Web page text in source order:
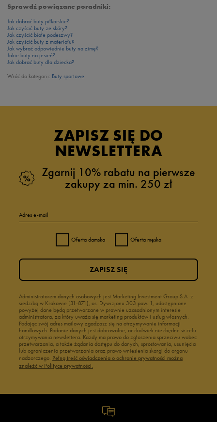
Sprawdź powiązane poradniki:
Jak dobrać buty piłkarskie?
Jak czyścić buty ze skóry?
Jak czyścić białe podeszwy?
Jak czyścić buty z materiału?
Jak wybrać odpowiednie buty na zimę?
Jakie buty na jesień?
Jak dobrać buty dla dziecka?
Wróć do kategorii: Buty sportowe
ZAPISZ SIĘ DO
NEWSLETTERA
Zgarnij 10% rabatu na pierwsze
zakupy za min. 250 zł
Adres e-mail
Oferta damska Oferta męska
Administratorem danych osobowych jest Marketing Investment Group S.A. z
siedzibą w Krakowie (31-871), os. Dywizjonu 303 paw. 1, udostępnione
powyżej dane będą przetwarzane w prawnie uzasadnionym interesie
administratora, za który uważa się marketing produktów i usług własnych.
Podając swój adres mailowy zgadzasz się na otrzymywanie informacji
handlowych. Podanie danych jest dobrowolne, aczkolwiek niezbędne w celu
otrzymywania newslettera. Każdy ma prawo do zgłoszenia sprzeciwu wobec
przetwarzania, a także żądania dostępu do danych, sprostowania, usunięcia
lub ograniczenia przetwarzania oraz prawo wniesienia skargi do organu
nadzorczego. Pełną treść oświadczenia o ochronie prywatności można
znaleźć w Polityce prywatności.
ZAPISZ SIĘ